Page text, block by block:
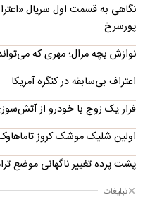
نگاهی به قسمت اول سریال
پورسرخ
نوازش بچه مرال؛ مهری که
اعتراف بی‌سابقه در کنگره آمریکا
فرار یک زوج با خودرو از
اولین شلیک موشک کروز
پشت پرده تغییر ناگهانی موضع
تبلیغات